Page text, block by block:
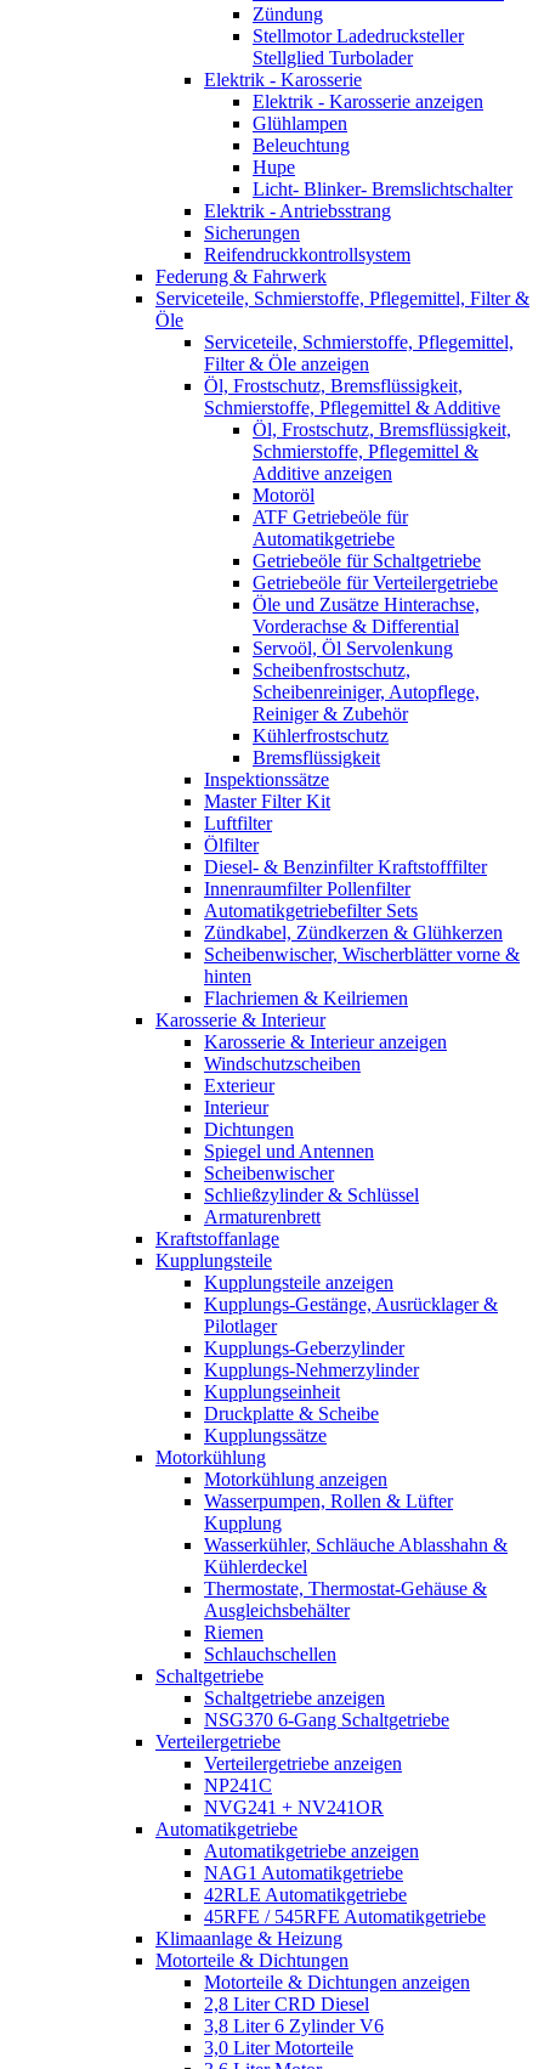
Zündung
Stellmotor Ladedrucksteller
Stellglied Turbolader
Elektrik - Karosserie
Elektrik - Karosserie anzeigen
Glühlampen
Beleuchtung
Hupe
Licht- Blinker- Bremslichtschalter
Elektrik - Antriebsstrang
Sicherungen
Reifendruckkontrollsystem
Federung & Fahrwerk
Serviceteile, Schmierstoffe, Pflegemittel, Filter &
Öle
Serviceteile, Schmierstoffe, Pflegemittel,
Filter & Öle anzeigen
Öl, Frostschutz, Bremsflüssigkeit,
Schmierstoffe, Pflegemittel & Additive
Öl, Frostschutz, Bremsflüssigkeit,
Schmierstoffe, Pflegemittel &
Additive anzeigen
Motoröl
ATF Getriebeöle für
Automatikgetriebe
Getriebeöle für Schaltgetriebe
Getriebeöle für Verteilergetriebe
Öle und Zusätze Hinterachse,
Vorderachse & Differential
Servoöl, Öl Servolenkung
Scheibenfrostschutz,
Scheibenreiniger, Autopflege,
Reiniger & Zubehör
Kühlerfrostschutz
Bremsflüssigkeit
Inspektionssätze
Master Filter Kit
Luftfilter
Ölfilter
Diesel- & Benzinfilter Kraftstofffilter
Innenraumfilter Pollenfilter
Automatikgetriebefilter Sets
Zündkabel, Zündkerzen & Glühkerzen
Scheibenwischer, Wischerblätter vorne &
hinten
Flachriemen & Keilriemen
Karosserie & Interieur
Karosserie & Interieur anzeigen
Windschutzscheiben
Exterieur
Interieur
Dichtungen
Spiegel und Antennen
Scheibenwischer
Schließzylinder & Schlüssel
Armaturenbrett
Kraftstoffanlage
Kupplungsteile
Kupplungsteile anzeigen
Kupplungs-Gestänge, Ausrücklager &
Pilotlager
Kupplungs-Geberzylinder
Kupplungs-Nehmerzylinder
Kupplungseinheit
Druckplatte & Scheibe
Kupplungssätze
Motorkühlung
Motorkühlung anzeigen
Wasserpumpen, Rollen & Lüfter
Kupplung
Wasserkühler, Schläuche Ablasshahn &
Kühlerdeckel
Thermostate, Thermostat-Gehäuse &
Ausgleichsbehälter
Riemen
Schlauchschellen
Schaltgetriebe
Schaltgetriebe anzeigen
NSG370 6-Gang Schaltgetriebe
Verteilergetriebe
Verteilergetriebe anzeigen
NP241C
NVG241 + NV241OR
Automatikgetriebe
Automatikgetriebe anzeigen
NAG1 Automatikgetriebe
42RLE Automatikgetriebe
45RFE / 545RFE Automatikgetriebe
Klimaanlage & Heizung
Motorteile & Dichtungen
Motorteile & Dichtungen anzeigen
2,8 Liter CRD Diesel
3,8 Liter 6 Zylinder V6
3,0 Liter Motorteile